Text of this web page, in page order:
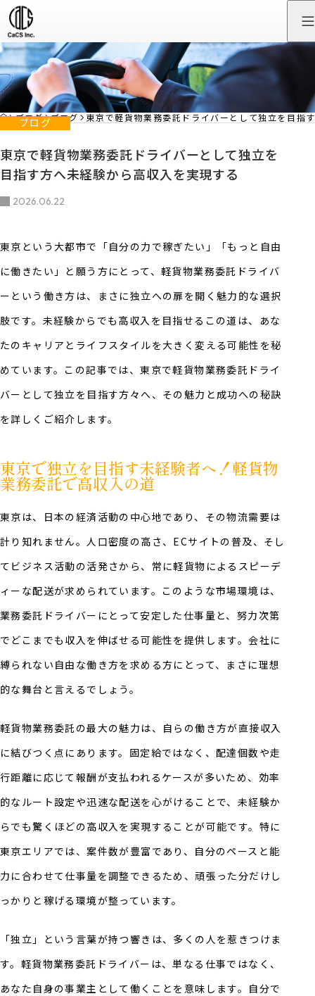
HOME
ブログ ブログ 東京で軽貨物業務委託ドライバーとして独立を目指
ブログ
東京で軽貨物業務委託ドライバーとして独立を
目指す方へ未経験から高収入を実現する
2026.06.22
東京という大都市で「自分の力で稼ぎたい」「もっと自由
に働きたい」と願う方にとって、軽貨物業務委託ドライバ
ーという働き方は、まさに独立への扉を開く魅力的な選択
肢です。未経験からでも高収入を目指せるこの道は、あな
たのキャリアとライフスタイルを大きく変える可能性を秘
めています。この記事では、東京で軽貨物業務委託ドライ
バーとして独立を目指す方々へ、その魅力と成功への秘訣
を詳しくご紹介します。
東京で独立を目指す未経験者へ！軽貨物
業務委託で高収入の道
東京は、日本の経済活動の中心地であり、その物流需要は
計り知れません。人口密度の高さ、ECサイトの普及、そし
てビジネス活動の活発さから、常に軽貨物によるスピーデ
ィーな配送が求められています。このような市場環境は、
業務委託ドライバーにとって安定した仕事量と、努力次第
でどこまでも収入を伸ばせる可能性を提供します。会社に
縛られない自由な働き方を求める方にとって、まさに理想
的な舞台と言えるでしょう。
軽貨物業務委託の最大の魅力は、自らの働き方が直接収入
に結びつく点にあります。固定給ではなく、配達個数や走
行距離に応じて報酬が支払われるケースが多いため、効率
的なルート設定や迅速な配送を心がけることで、未経験か
らでも驚くほどの高収入を実現することが可能です。特に
東京エリアでは、案件数が豊富であり、自分のペースと能
力に合わせて仕事量を調整できるため、頑張った分だけし
っかりと稼げる環境が整っています。
「独立」という言葉が持つ響きは、多くの人を惹きつけま
す。軽貨物業務委託ドライバーは、単なる仕事ではなく、
あなた自身の事業主として働くことを意味します。自分で